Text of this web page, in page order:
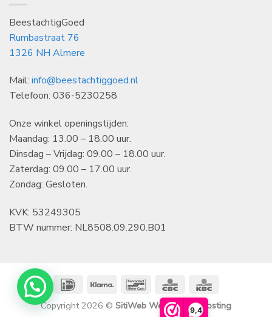
9,4
BeestachtigGoed
Rumbastraat 76
1326 NH Almere
Mail: info@beestachtiggoed.nl
Telefoon: 036-5230258
Onze winkel openingstijden:
Maandag: 13.00 – 18.00 uur.
Dinsdag – Vrijdag: 09.00 – 18.00 uur.
Zaterdag: 09.00 – 17.00 uur.
Zondag: Gesloten.
KVK: 53249305
BTW nummer: NL8508.09.290.B01
IDeal Klarna BancontactCBC
Copyright 2026 © SitiWeb Websites en Hosting